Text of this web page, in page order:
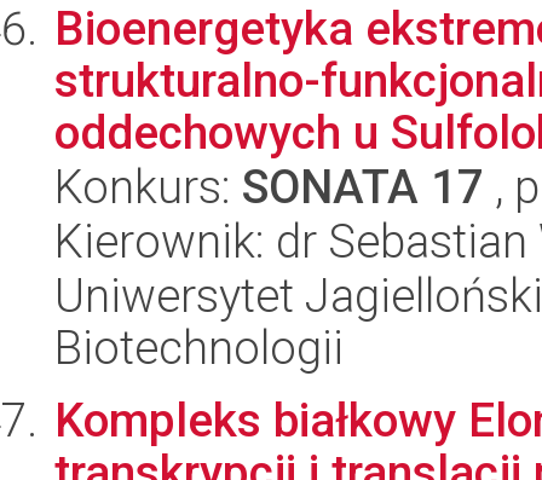
Bioenergetyka
strukturalno-
oddechowych u
Konkurs: SONATA 17 ,
Kierownik: dr Sebastian
Uniwersytet
Biotechnologii
Kompleks białkowy